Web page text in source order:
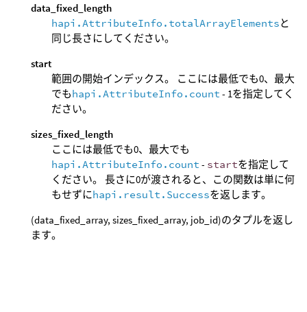
data_fixed_length
hapi.AttributeInfo.totalArrayElementsと
同じ長さにしてください。
start
範囲の開始インデックス。 ここには最低でも0、最大
でもhapi.AttributeInfo.count - 1を指定してく
ださい。
sizes_fixed_length
ここには最低でも0、最大でも
hapi.AttributeInfo.count - startを指定して
ください。 長さに0が渡されると、この関数は単に何
もせずにhapi.result.Successを返します。
(data_fixed_array, sizes_fixed_array, job_id)のタプルを返し
ます。